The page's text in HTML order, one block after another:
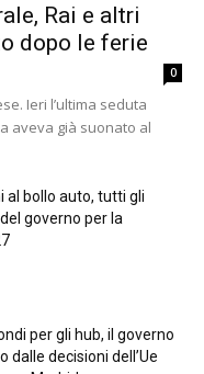
Rai e altri
dopo le ferie
0
Ieri l’ultima seduta
aveva già suonato al
al bollo auto, tutti gli
governo per la
per gli hub, il governo
dalle decisioni dell’Ue